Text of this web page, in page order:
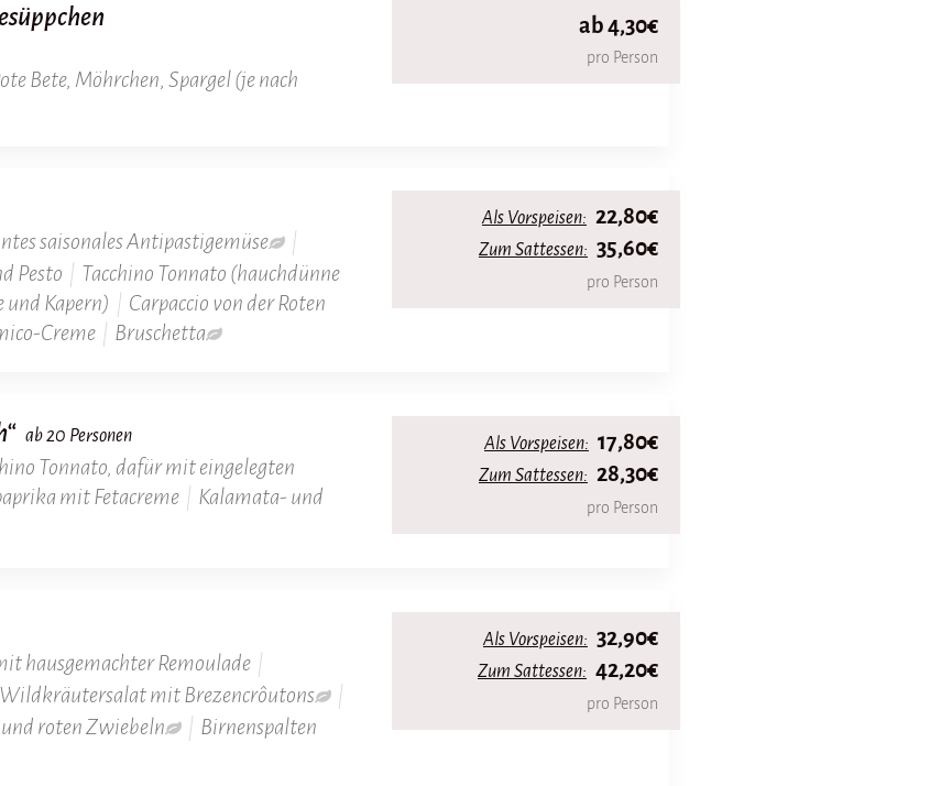
Bete, Möhrchen, Spargel (je nach
ab 4,30€
pro Person
saisonales Antipastigemüse
|
Pesto | Tacchino Tonnato (hauchdünne
Kapern) | Carpaccio von der Roten
Creme | Bruschetta
Als Vorspeisen: 22,80€
Zum Sattessen: 35,60€
pro Person
ab 20 Personen
Tonnato, dafür mit eingelegten
mit Fetacreme | Kalamata- und
Als Vorspeisen: 17,80€
Zum Sattessen: 28,30€
pro Person
hausgemachter Remoulade |
Wildkräutersalat mit Brezencrôutons
|
roten Zwiebeln
| Birnenspalten
Als Vorspeisen: 32,90€
Zum Sattessen: 42,20€
pro Person